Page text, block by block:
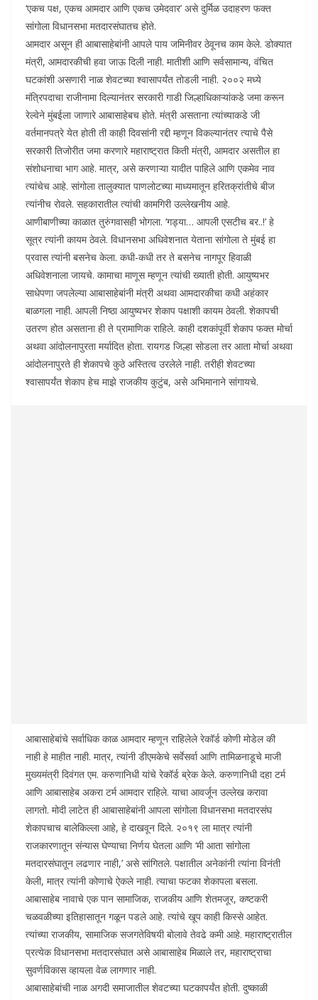
‘एकच पक्ष, एकच आमदार आणि एकच उमेदवार’ असे दुर्मिळ उदाहरण फक्त
सांगोला विधानसभा मतदारसंघातच होते.
आमदार असून ही आबासाहेबांनी आपले पाय जमिनीवर ठेवूनच काम केले. डोक्यात
मंत्री, आमदारकीची हवा जाऊ दिली नाही. मातीशी आणि सर्वसामान्य, वंचित
घटकांशी असणारी नाळ शेवटच्या श्वासापर्यंत तोडली नाही. २००२ मध्ये
मंत्रिपदाचा राजीनामा दिल्यानंतर सरकारी गाडी जिल्हाधिकाऱ्यांकडे जमा करून
रेल्वेने मुंबईला जाणारे आबासाहेबच होते. मंत्री असताना त्यांच्याकडे जी
वर्तमानपत्रे येत होती ती काही दिवसांनी रद्दी म्हणून विकल्यानंतर त्याचे पैसे
सरकारी तिजोरीत जमा करणारे महाराष्ट्रात किती मंत्री, आमदार असतील हा
संशोधनाचा भाग आहे. मात्र, असे करणाऱ्या यादीत पाहिले आणि एकमेव नाव
त्यांचेच आहे. सांगोला तालुक्यात पाणलोटच्या माध्यमातून हरितक्रांतीचे बीज
त्यांनीच रोवले. सहकारातील त्यांची कामगिरी उल्लेखनीय आहे.
आणीबाणीच्या काळात तुरुंगवासही भोगला. ‘गड्या… आपली एसटीच बर..!’ हे
सूत्र त्यांनी कायम ठेवले. विधानसभा अधिवेशनात येताना सांगोला ते मुंबई हा
प्रवास त्यांनी बसनेच केला. कधी-कधी तर ते बसनेच नागपूर हिवाळी
अधिवेशनाला जायचे. कामाचा माणूस म्हणून त्यांची ख्याती होती. आयुष्यभर
साधेपणा जपलेल्या आबासाहेबांनी मंत्री अथवा आमदारकीचा कधी अहंकार
बाळगला नाही. आपली निष्ठा आयुष्यभर शेकाप पक्षाशी कायम ठेवली. शेकापची
उतरण होत असताना ही ते प्रामाणिक राहिले. काही दशकांपूर्वी शेकाप फक्त मोर्चा
अथवा आंदोलनापुरता मर्यादित होता. रायगड जिल्हा सोडला तर आता मोर्चा अथवा
आंदोलनापुरते ही शेकापचे कुठे अस्तित्व उरलेले नाही. तरीही शेवटच्या
श्वासापर्यंत शेकाप हेच माझे राजकीय कुटुंब, असे अभिमानाने सांगायचे.
आबासाहेबांचे सर्वाधिक काळ आमदार म्हणून राहिलेले रेकॉर्ड कोणी मोडेल की
नाही हे माहीत नाही. मात्र, त्यांनी डीएमकेचे सर्वेसर्वा आणि तामिळनाडूचे माजी
मुख्यमंत्री दिवंगत एम. करुणानिधी यांचे रेकॉर्ड ब्रेक केले. करुणानिधी दहा टर्म
आणि आबासाहेब अकरा टर्म आमदार राहिले. याचा आवर्जून उल्लेख करावा
लागतो. मोदी लाटेत ही आबासाहेबांनी आपला सांगोला विधानसभा मतदारसंघ
शेकापचाच बालेकिल्ला आहे, हे दाखवून दिले. २०१९ ला मात्र त्यांनी
राजकारणातून संन्यास घेण्याचा निर्णय घेतला आणि ‘मी आता सांगोला
मतदारसंघातून लढणार नाही,’ असे सांगितले. पक्षातील अनेकांनी त्यांना विनंती
केली, मात्र त्यांनी कोणाचे ऐकले नाही. त्याचा फटका शेकापला बसला.
आबासाहेब नावाचे एक पान सामाजिक, राजकीय आणि शेतमजूर, कष्टकरी
चळवळीच्या इतिहासातून गळून पडले आहे. त्यांचे खूप काही किस्से आहेत.
त्यांच्या राजकीय, सामाजिक सजगतेविषयी बोलावे तेवढे कमी आहे. महाराष्ट्रातील
प्रत्येक विधानसभा मतदारसंघात असे आबासाहेब मिळाले तर, महाराष्ट्राचा
सुवर्णविकास व्हायला वेळ लागणार नाही.
आबासाहेबांची नाळ अगदी समाजातील शेवटच्या घटकापर्यंत होती. दुष्काळी